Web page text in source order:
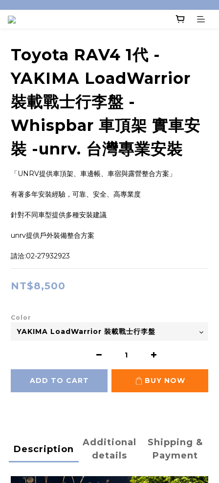
Toyota RAV4 1代 -
YAKIMA LoadWarrior
裝載戰士行李盤 -
Whispbar 車頂架 實車安
裝 -unrv. 台灣專業安裝
「UNRV提供車頂架、車邊帳、車宿與露營整合方案」
有著多年安裝經驗，可靠、安全、高專業度
針對不同車型提供多種安裝建議
unrv提供戶外裝備整合方案
請洽:02-27932923
NT$8,500
Color
ADD TO CART BUY NOW
Description
Additional
details
Shipping &
Payment